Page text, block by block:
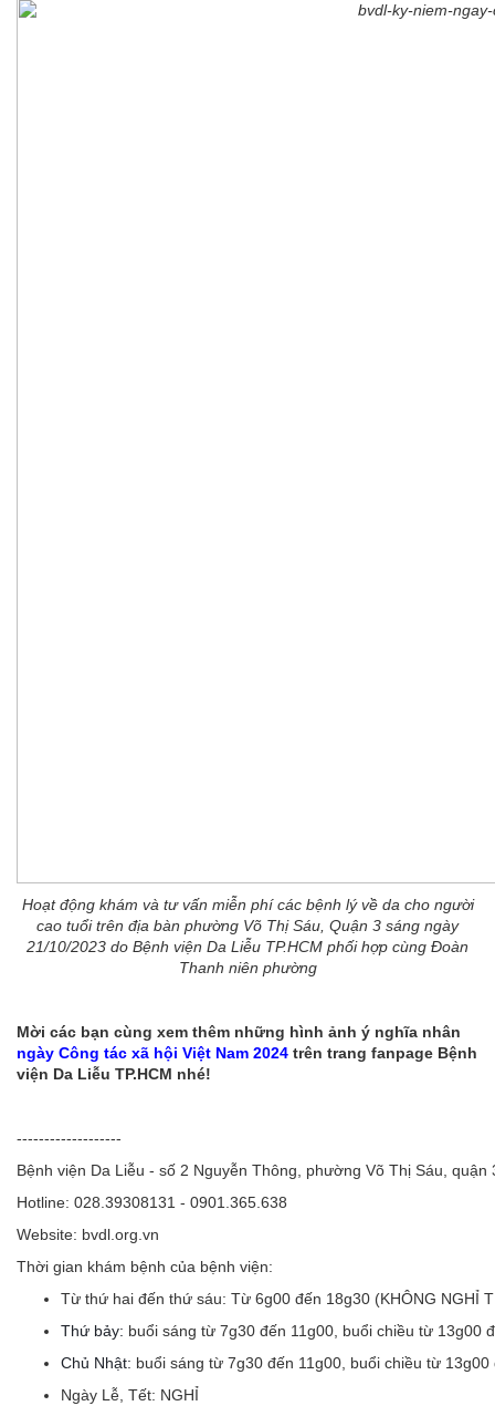
Hoạt động khám và tư vấn miễn phí các bệnh lý về da cho người
cao tuổi trên địa bàn phường Võ Thị Sáu, Quận 3 sáng ngày
21/10/2023 do Bệnh viện Da Liễu TP.HCM phối hợp cùng Đoàn
Thanh niên phường
Mời các bạn cùng xem thêm những hình ảnh ý nghĩa nhân
ngày Công tác xã hội Việt Nam 2024 trên trang fanpage Bệnh
viện Da Liễu TP.HCM nhé!
-------------------
Bệnh viện Da Liễu - số 2 Nguyễn Thông, phường Võ Thị Sáu, quận
Hotline: 028.39308131 - 0901.365.638
Website: bvdl.org.vn
Thời gian khám bệnh của bệnh viện:
Từ thứ hai đến thứ sáu: Từ 6g00 đến 18g30 (KHÔNG NGHỈ
Thứ bảy: buổi sáng từ 7g30 đến 11g00, buổi chiều từ 13g00
Chủ Nhật: buổi sáng từ 7g30 đến 11g00, buổi chiều từ 13g00
Ngày Lễ, Tết: NGHỈ